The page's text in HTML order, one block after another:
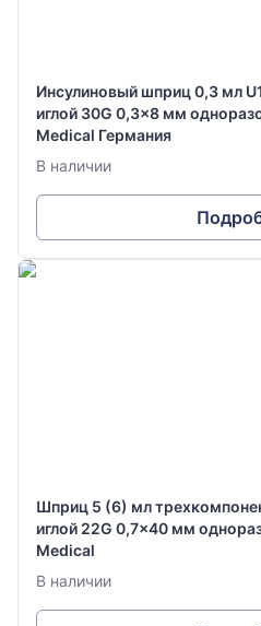
Инсулиновый шприц 0,3 мл
иглой 30G 0,3x8 мм
Medical Германия
В наличии
Шприц 5 (6) мл
иглой 22G 0,7x40 мм
Medical
В наличии